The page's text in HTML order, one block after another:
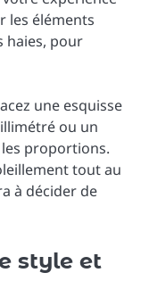
les éléments
haies, pour
une esquisse
ou un
proportions.
tout au
à décider de
style et